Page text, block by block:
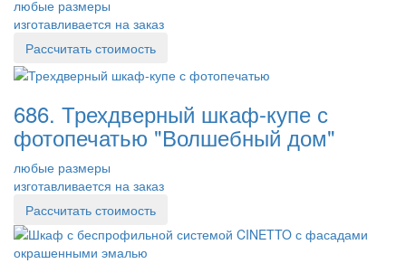
любые размеры
изготавливается на заказ
Рассчитать стоимость
686. Трехдверный шкаф-купе с
фотопечатью "Волшебный дом"
любые размеры
изготавливается на заказ
Рассчитать стоимость